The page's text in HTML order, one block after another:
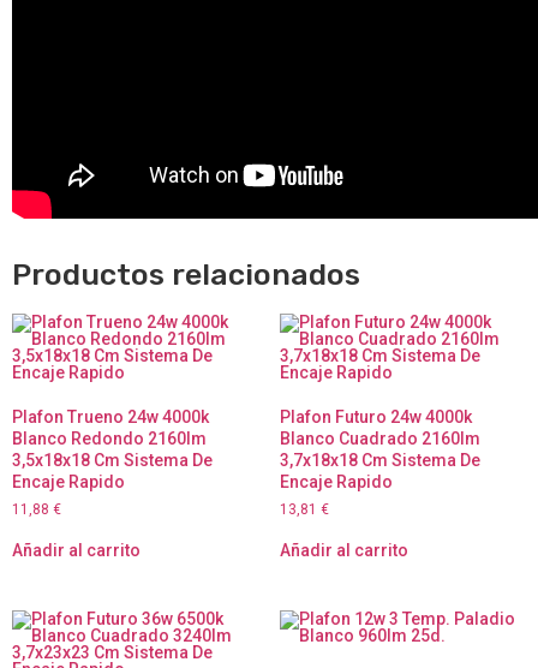
Productos relacionados
Plafon Trueno 24w 4000k
Blanco Redondo 2160lm
3,5x18x18 Cm Sistema De
Encaje Rapido
11,88 €
Añadir al carrito
Plafon Futuro 24w 4000k
Blanco Cuadrado 2160lm
3,7x18x18 Cm Sistema De
Encaje Rapido
13,81 €
Añadir al carrito